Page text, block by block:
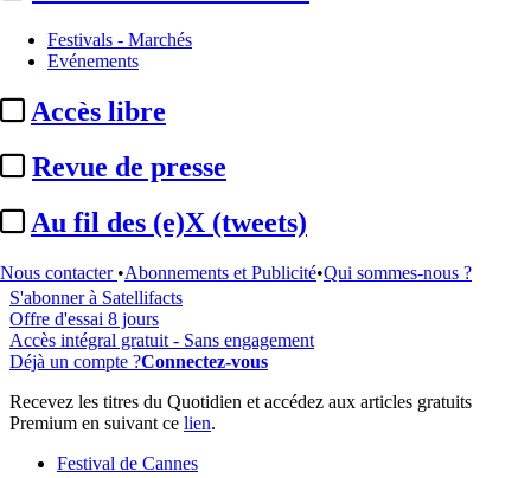
Festivals - Marchés
Evénements
Accès libre
Revue de presse
Au fil des (e)X (tweets)
Nous contacter •Abonnements et Publicité•Qui sommes-nous ?
...
Cet article est réservé à nos abonnés
Pour accéder à cet article, à l'ensemble du site, découvrez nos
S'abonner à Satellifacts
Offre d'essai 8 jours
Accès intégral gratuit - Sans engagement
Déjà un compte ?Connectez-vous
Recevez les titres du Quotidien et accédez aux articles gratuits
Premium en suivant ce lien.
Festival de Cannes